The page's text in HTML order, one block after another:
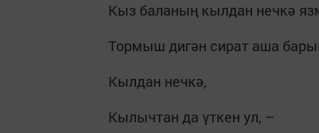
Кыз баланың кылдан нечкә
Тормыш дигән сират аша
Кылдан нечкә,
Кылычтан да үткен ул, –